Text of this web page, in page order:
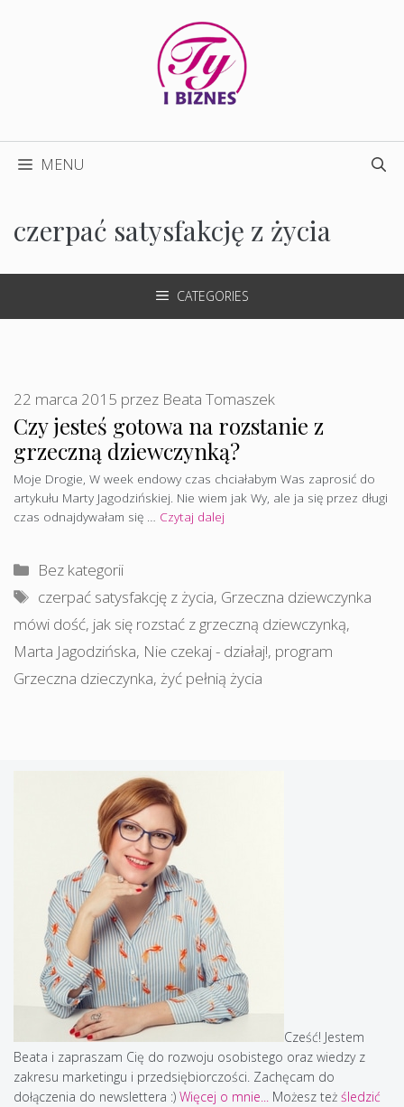
MENU
czerpać satysfakcję z życia
CATEGORIES
Czy jesteś gotowa na rozstanie z
grzeczną dziewczynką?
22 marca 2015 przez Beata Tomaszek
Moje Drogie, W week endowy czas chciałabym Was zaprosić do
artykułu Marty Jagodzińskiej. Nie wiem jak Wy, ale ja się przez długi
czas odnajdywałam się … Czytaj dalej
Kategorie
Bez kategorii
Tagi
czerpać satysfakcję z życia, Grzeczna dziewczynka
mówi dość, jak się rozstać z grzeczną dziewczynką,
Marta Jagodzińska, Nie czekaj - działaj!, program
Grzeczna dzieczynka, żyć pełnią życia
Cześć! Jestem
Beata i zapraszam Cię do rozwoju osobistego oraz wiedzy z
zakresu marketingu i przedsiębiorczości. Zachęcam do
dołączenia do newslettera :) Więcej o mnie... Możesz też śledzić